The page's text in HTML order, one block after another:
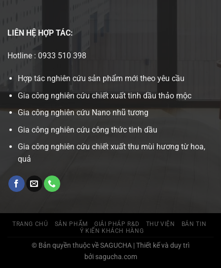
LIÊN HỆ HỢP TÁC:
Hotline : 0933 510 398
Hợp tác nghiên cứu sản phẩm mới theo yêu cầu
Gia công nghiên cứu chiết xuất tinh dầu thảo mộc
Gia công nghiên cứu Nano nhũ tương
Gia công nghiên cứu công thức tinh dầu
Gia công nghiên cứu chiết xuất thu mùi hương từ hoa,
quả
TRANG CHỦ SẢN PHẨM GIẢI PHÁP R&D THƯ VIỆN
BẢN TIN
Ý KIẾN KHÁCH HÀNG
© Bản quyền thuộc về SAGUCHA | Thiết kế và duy trì
bởi sagucha.com